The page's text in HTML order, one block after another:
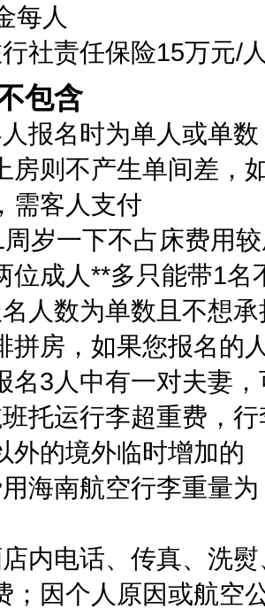
每人
社责任保险15万元/
包含
报名时为单人或单
房则不产生单间差，
需客人支付
岁一下不占床费用
位成人**多只能带1名
人数为单数且不想
拼房，如果您报名的
名3人中有一对夫妻
托运行李超重费，
外的境外临时增加的
海南航空行李重量
内电话、传真、洗
；因个人原因或航空